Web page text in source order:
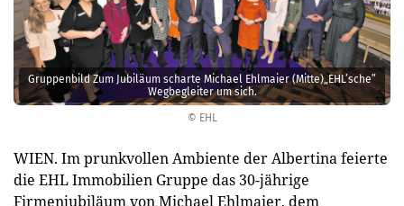
© EHL
Gruppenbild Zum Jubiläum scharte Michael Ehlmaier (Mitte)„EHL’sche”
Wegbegleiter um sich.
WIEN. Im prunkvollen Ambiente der Albertina feierte
die EHL Immobilien Gruppe das 30-jährige
Firmenjubiläum von Michael Ehlmaier, dem